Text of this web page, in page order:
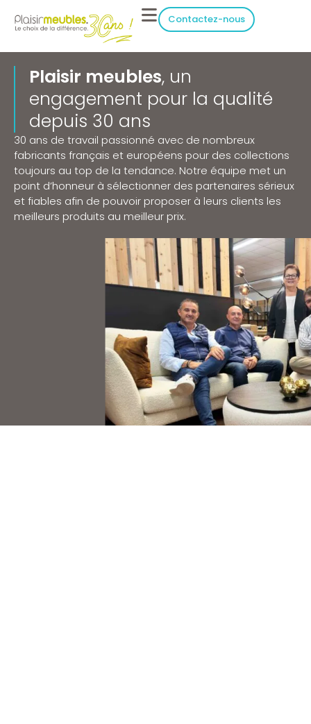
Contactez-nous
Plaisir meubles, un
engagement pour la qualité
depuis 30 ans
30 ans de travail passionné avec de nombreux
fabricants français et européens pour des collections
toujours au top de la tendance. Notre équipe met un
point d’honneur à sélectionner des partenaires sérieux
et fiables afin de pouvoir proposer à leurs clients les
meilleurs produits au meilleur prix.